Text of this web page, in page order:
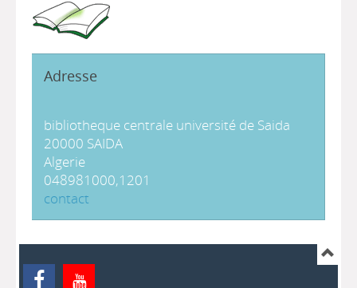
Adresse
bibliotheque centrale université de Saida
20000 SAIDA
Algerie
048981000,1201
contact